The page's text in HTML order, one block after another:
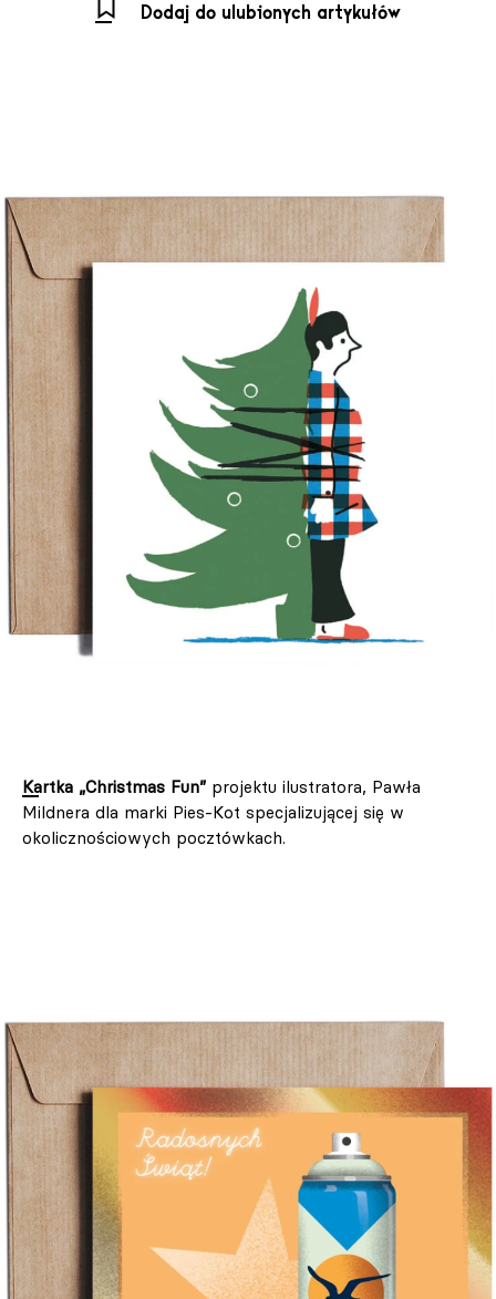
Dodaj do ulubionych artykułów
Kartka „Christmas Fun” projektu ilustratora, Pawła
Mildnera dla marki Pies-Kot specjalizującej się w
okolicznościowych pocztówkach.